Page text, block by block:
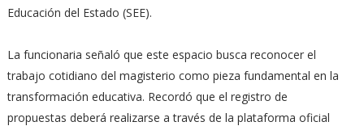
Educación del Estado (SEE).
La funcionaria señaló que este espacio busca reconocer el
trabajo cotidiano del magisterio como pieza fundamental en la
transformación educativa. Recordó que el registro de
propuestas deberá realizarse a través de la plataforma oficial